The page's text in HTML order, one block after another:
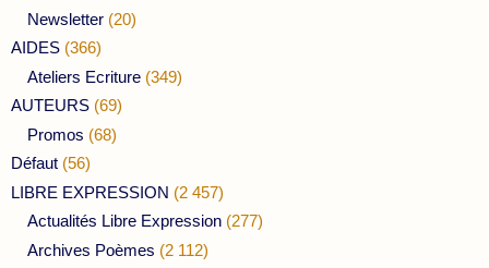
Newsletter (20)
AIDES (366)
Ateliers Ecriture (349)
AUTEURS (69)
Promos (68)
Défaut (56)
LIBRE EXPRESSION (2 457)
Actualités Libre Expression (277)
Archives Poèmes (2 112)